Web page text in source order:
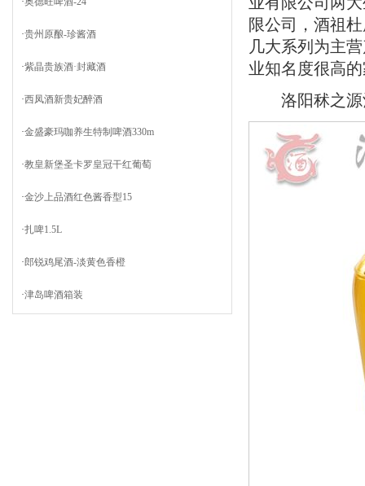
·贵州原酿-珍酱酒
·紫晶贵族酒·封藏酒
·西凤酒新贵妃醉酒
·金盛豪玛咖养生特制啤酒330m
·教皇新堡圣卡罗皇冠干红葡萄
·金沙上品酒红色酱香型15
·扎啤1.5L
·郎锐鸡尾酒-淡黄色香橙
·津岛啤酒箱装
限公司，酒祖
几大系列为主
业知名度很高
洛阳秫之源